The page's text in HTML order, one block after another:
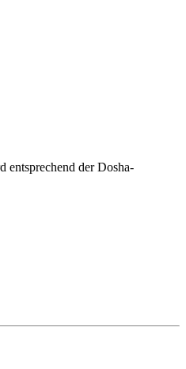
entsprechend der Dosha-